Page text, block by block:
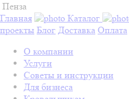
Пенза
Главная
Каталог
проекты Блог Доставка Оплата
О компании
Услуги
Советы и инструкции
Для бизнеса